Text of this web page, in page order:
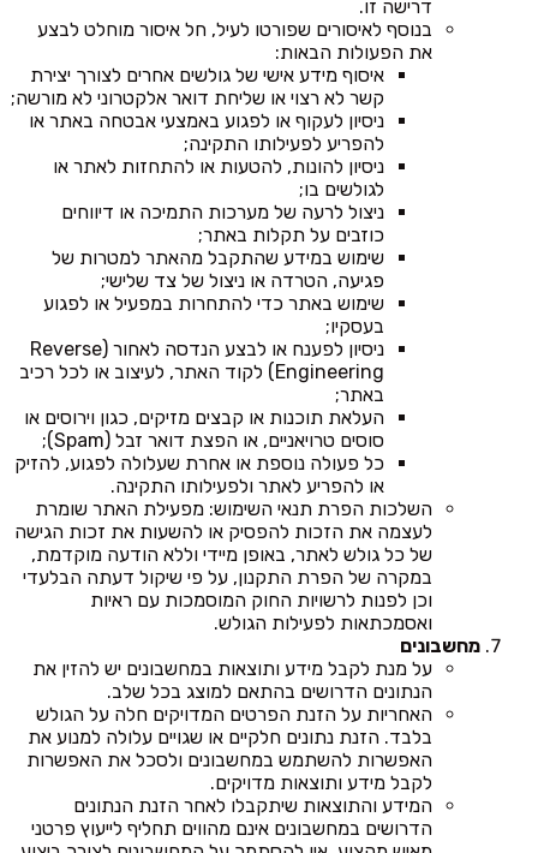
דרישה זו.
בנוסף לאיסורים שפורטו לעיל, חל איסור מוחלט לבצע
את הפעולות הבאות:
איסוף מידע אישי של גולשים אחרים לצורך יצירת
קשר לא רצוי או שליחת דואר אלקטרוני לא מורשה;
ניסיון לעקוף או לפגוע באמצעי אבטחה באתר או
להפריע לפעילותו התקינה;
ניסיון להונות, להטעות או להתחזות לאתר או
לגולשים בו;
ניצול לרעה של מערכות התמיכה או דיווחים
כוזבים על תקלות באתר;
שימוש במידע שהתקבל מהאתר למטרות של
פגיעה, הטרדה או ניצול של צד שלישי;
שימוש באתר כדי להתחרות במפעיל או לפגוע
בעסקיו;
ניסיון לפענח או לבצע הנדסה לאחור (Reverse
Engineering) לקוד האתר, לעיצוב או לכל רכיב
באתר;
העלאת תוכנות או קבצים מזיקים, כגון וירוסים או
סוסים טרויאניים, או הפצת דואר זבל (Spam);
כל פעולה נוספת או אחרת שעלולה לפגוע, להזיק
או להפריע לאתר ולפעילותו התקינה.
השלכות הפרת תנאי השימוש: מפעילת האתר שומרת
לעצמה את הזכות להפסיק או להשעות את זכות הגישה
של כל גולש לאתר, באופן מיידי וללא הודעה מוקדמת,
במקרה של הפרת התקנון, על פי שיקול דעתה הבלעדי
וכן לפנות לרשויות החוק המוסמכות עם ראיות
ואסמכתאות לפעילות הגולש.
מחשבונים
על מנת לקבל מידע ותוצאות במחשבונים יש להזין את
הנתונים הדרושים בהתאם למוצג בכל שלב.
האחריות על הזנת הפרטים המדויקים חלה על הגולש
בלבד. הזנת נתונים חלקיים או שגויים עלולה למנוע את
האפשרות להשתמש במחשבונים ולסכל את האפשרות
לקבל מידע ותוצאות מדויקים.
המידע והתוצאות שיתקבלו לאחר הזנת הנתונים
הדרושים במחשבונים אינם מהווים תחליף לייעוץ פרטני